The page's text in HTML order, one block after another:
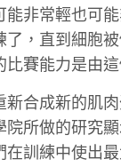
非常輕也可
，直到細胞
賽能力是由
合成新的肌
所做的研究
訓練中使出